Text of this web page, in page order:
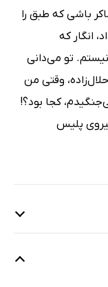
باشی که طبق را
انگار که
تو می‌دانی
وقتی من
کجا بود؟!
پلیس